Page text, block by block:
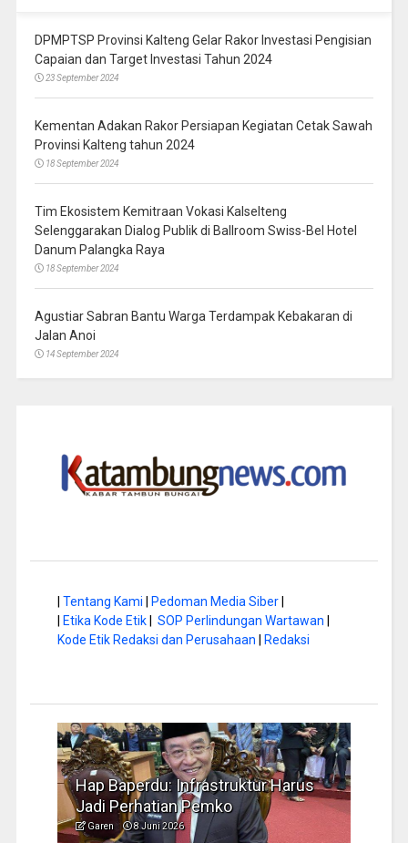
DPMPTSP Provinsi Kalteng Gelar Rakor Investasi Pengisian
Capaian dan Target Investasi Tahun 2024
23 September 2024
Kementan Adakan Rakor Persiapan Kegiatan Cetak Sawah
Provinsi Kalteng tahun 2024
18 September 2024
Tim Ekosistem Kemitraan Vokasi Kalselteng
Selenggarakan Dialog Publik di Ballroom Swiss-Bel Hotel
Danum Palangka Raya
18 September 2024
Agustiar Sabran Bantu Warga Terdampak Kebakaran di
Jalan Anoi
14 September 2024
Tentang Kami Pedoman Media Siber|
Etika Kode Etik| SOP Perlindungan Wartawan
Kode Etik Redaksi dan Perusahaan
Redaksi
Hap Baperdu: Infrastruktur Harus
Jadi Perhatian Pemko
Garen 8 Juni 2026